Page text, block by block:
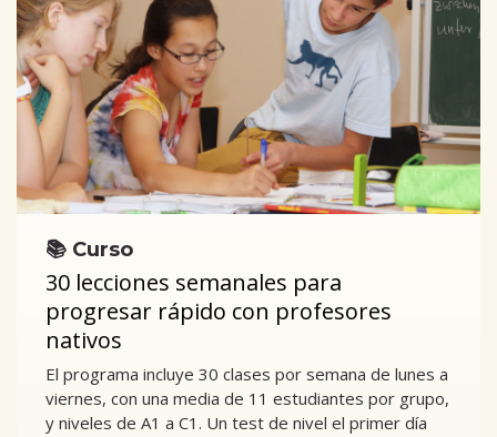
📚 Curso
30 lecciones semanales para
progresar rápido con profesores
nativos
El programa incluye 30 clases por semana de lunes a
viernes, con una media de 11 estudiantes por grupo,
y niveles de A1 a C1. Un test de nivel el primer día